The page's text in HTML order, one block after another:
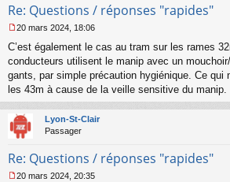
Re: Questions / réponses "rapides"
e
s
s
g
n
o
l
u
20 mars 2024, 18:06
C’est également le cas au tram sur les rames
conducteurs utilisent le manip avec un
gants, par simple précaution hygiénique. Ce qui
les 43m à cause de la veille sensitive du manip.
Lyon-St-Clair
Passager
Re: Questions / réponses "rapides"
20 mars 2024, 20:35